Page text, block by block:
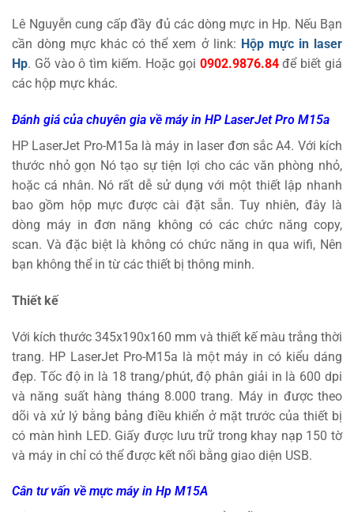
biến
Các
tùy
thể
chọn
trên
trang
sản
Lê Nguyễn cung cấp đầy đủ các dòng mực in Hp. Nếu Bạn
cần dòng mực khác có thể xem ở link: Hộp mực in laser
Hp. Gõ vào ô tìm kiếm. Hoặc gọi 0902.9876.84để biết giá
các hộp mực khác.
Đánh giá của chuyên gia về máy in HP LaserJet Pro M15a
HP LaserJet Pro-M15a là máy in laser đơn sắc A4. Với kích
thước nhỏ gọn Nó tạo sự tiện lợi cho các văn phòng nhỏ,
hoặc cá nhân. Nó rất dễ sử dụng với một thiết lập nhanh
bao gồm hộp mực được cài đặt sẵn. Tuy nhiên, đây là
dòng máy in đơn năng không có các chức năng copy,
scan. Và đặc biệt là không có chức năng in qua wifi, Nên
bạn không thể in từ các thiết bị thông minh.
Thiết kế
Với kích thước 345x190x160 mm và thiết kế màu trắng thời
trang. HP LaserJet Pro-M15a là một máy in có kiểu dáng
đẹp. Tốc độ in là 18 trang/phút, độ phân giải in là 600 dpi
và năng suất hàng tháng 8.000 trang. Máy in được theo
dõi và xử lý bằng bảng điều khiển ở mặt trước của thiết bị
có màn hình LED. Giấy được lưu trữ trong khay nạp 150 tờ
và máy in chỉ có thể được kết nối bằng giao diện USB.
Cân tư vấn về mực máy in Hp M15A